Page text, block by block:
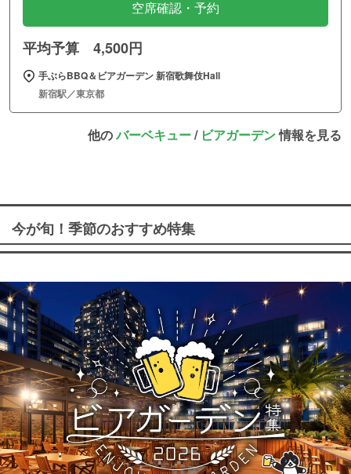
空席確認・予約
平均予算 4,500円
手ぶらBBQ＆ビアガーデン 新宿歌舞伎Hall
新宿駅／東京都
他のバーベキュー/ ビアガーデン情報を見る
今が旬！季節のおすすめ特集